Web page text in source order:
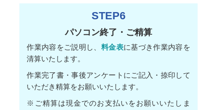
STEP6
パソコン終了・ご精算
作業内容をご説明し、 料金表に基づき作業内容を
清算いたします。
作業完了書・事後アンケートにご記入・捺印して
いただき精算をお願いいたします。
※ご精算は現金でのお支払いをお願いいたしま